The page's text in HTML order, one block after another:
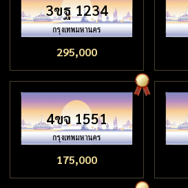
3ขฐ 1234
295,000
4ขจ 1551
175,000